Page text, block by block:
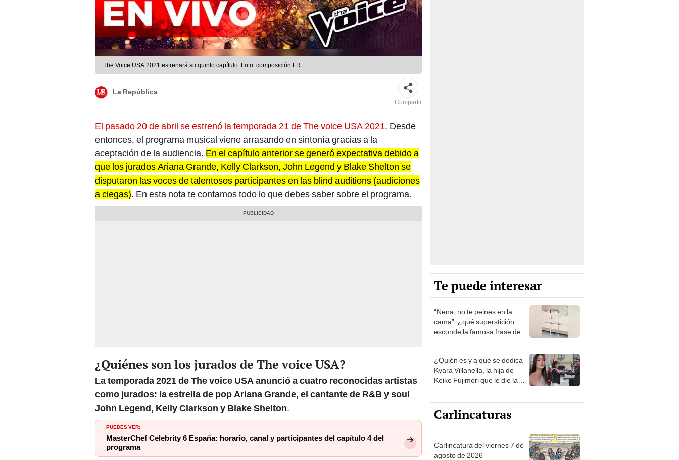
The Voice USA 2021 estrenará su quinto capítulo. Foto: composición LR
La República
Compartir
El pasado 20 de abril se estrenó la temporada 21 de The voice USA 2021. Desde
entonces, el programa musical viene arrasando en sintonía gracias a la
aceptación de la audiencia. En el capítulo anterior se generó expectativa debido a
que los jurados Ariana Grande, Kelly Clarkson, John Legend y Blake Shelton se
disputaron las voces de talentosos participantes en las blind auditions (audiciones
a ciegas). En esta nota te contamos todo lo que debes saber sobre el programa.
¿Quiénes son los jurados de The voice USA?
La temporada 2021 de The voice USA anunció a cuatro reconocidas artistas
como jurados: la estrella de pop Ariana Grande, el cantante de R&B y soul
John Legend, Kelly Clarkson y Blake Shelton.
PUEDES VER:
MasterChef Celebrity 6 España: horario, canal y participantes del capítulo 4 del
programa
Te puede interesar
“Nena, no te peines en la
cama”: ¿qué superstición
esconde la famosa frase de
¿Quién es y a qué se dedica
Kyara Villanella, la hija de
Keiko Fujimori que le dio la
Carlincaturas
Carlincatura del viernes 7 de
agosto de 2026